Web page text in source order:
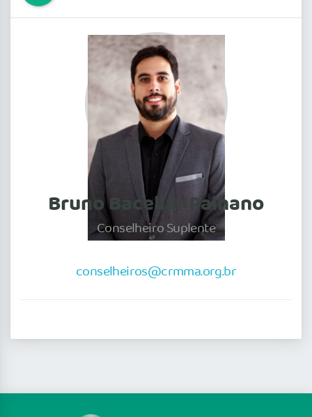
Bruno Bacellar Palhano
Conselheiro Suplente
conselheiros@crmma.org.br